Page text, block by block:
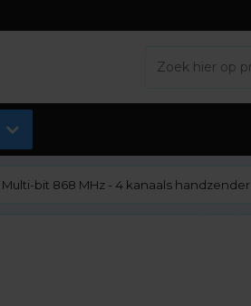
bit 868 MHz - 4 kanaals handzender